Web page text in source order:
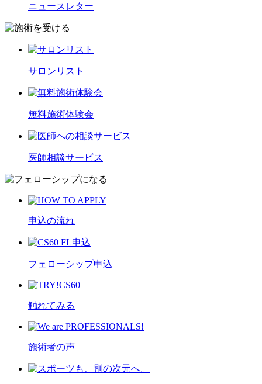
ニュースレター
サロンリスト
無料施術体験会
医師相談サービス
申込の流れ
フェローシップ申込
触れてみる
施術者の声